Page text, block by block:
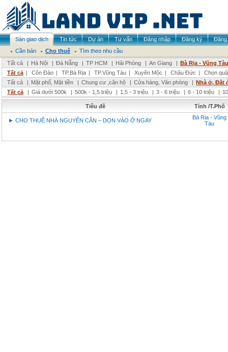
Sàn giao dịch Tin tức Dự án Tư vấn Đăng nhập Đăng ký
Đăng
Cần bán
Cho thuê
Tìm theo nhu cầu
Tất cả
| Hà Nội | Đà Nẵng | TP HCM | Hải Phòng | An Giang | Bà Rịa - Vũng Tàu
Tất cả | Côn Đảo | TP.Bà Rịa | TP.Vũng Tàu | Xuyên Mộc | Châu Đức |
Chọn
Tất cả
| Mặt phố, Mặt tiền | Chung cư ,căn hộ | Cửa hàng, Văn phòng | Nhà ở, Đất
Tất cả
| Giá dưới 500k | 500k - 1,5 triệu | 1,5 - 3 triệu | 3 - 6 triệu | 6 - 10 triệu |
Tiêu đề Tỉnh /T.Phố
► CHO THUÊ NHÀ NGUYÊN CĂN – DỌN VÀO Ở NGAY
Bà Rịa - Vũng
Tàu